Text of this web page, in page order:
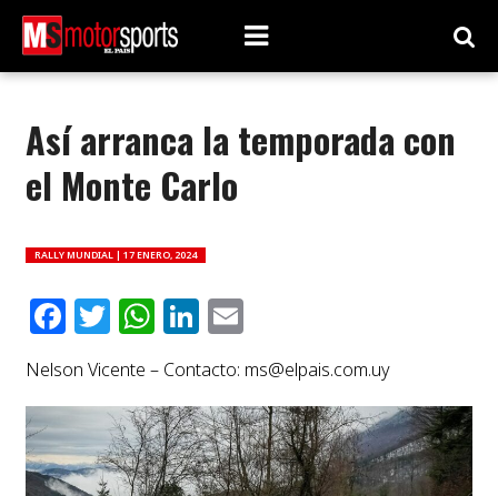
Así arranca la temporada con
el Monte Carlo
RALLY MUNDIAL | 17 ENERO, 2024
Facebook
Twitter
WhatsApp
LinkedIn
Email
Nelson Vicente – Contacto: ms@elpais.com.uy